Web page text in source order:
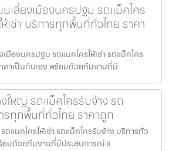
นเลี่ยงเมืองนครปฐม รถแม็คโคร
เช่า บริการทุกพื้นที่ทั่วไทย ราคา
เมืองนครปฐม รถแมคโครให้เช่า รถแม็คโคร
คาเป็นกันเอง พร้อมด้วยทีมงานที่มี
งใหญ่ รถแม็คโครรับจ้าง รถ
รทุกพื้นที่ทั่วไทย ราคาถูก
ถแมคโครให้เช่า รถแม็คโครรับจ้าง บริการทั่ว
อมด้วยทีมงานที่มีประสบการณ์ แ